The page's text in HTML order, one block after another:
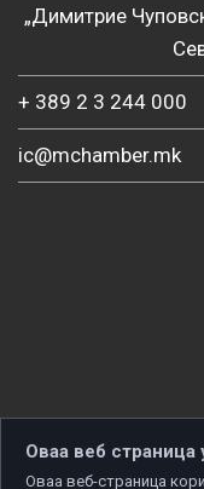
„Димитрие
+ 389 2 3 244 000
ic@mchamber.mk
Оваа веб страница
Оваа веб-страница